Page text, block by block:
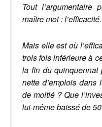
Tout l’argumentaire
maître mot : l’efficacité.
Mais elle est où
trois fois inférieure à
la fin du quinquennat
nette d’emplois dans
de moitié ? Que
lui-même baissé de